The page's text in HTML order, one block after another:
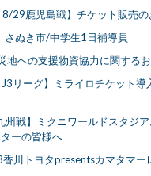
8/29鹿児島戦】チケット販売
さぬき市/中学生1日補導員
地への支援物資協力に関する
リーグ】ミライロチケット導
州戦】ミクニワールドスタジ
ーの皆様へ
香川トヨタpresentsカマタマー